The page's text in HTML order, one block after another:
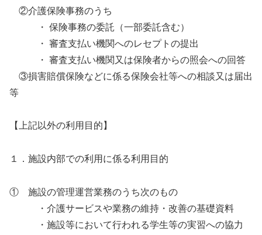
②介護保険事務のうち
・ 保険事務の委託（一部委託含む）
・ 審査支払い機関へのレセプトの提出
・ 審査支払い機関又は保険者からの照会への回答
③損害賠償保険などに係る保険会社等への相談又は届出
等
【上記以外の利用目的】
１．施設内部での利用に係る利用目的
① 施設の管理運営業務のうち次のもの
・介護サービスや業務の維持・改善の基礎資料
・施設等において行われる学生等の実習への協力